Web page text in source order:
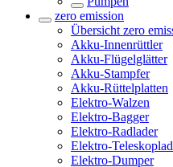
zero emission
Übersicht zero
Akku-Innenrüttler
Akku-Flügelglätter
Akku-Stampfer
Akku-Rüttelplatten
Elektro-Walzen
Elektro-Bagger
Elektro-Radlader
Elektro-
Elektro-Dumper